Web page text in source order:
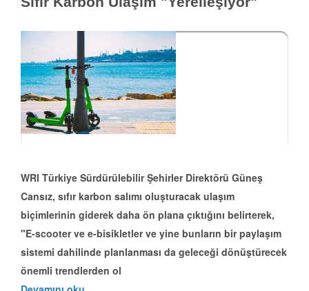
WRI Türkiye Sürdürülebilir Şehirler Direktörü Güneş
Cansız, sıfır karbon salımı oluşturacak ulaşım
biçimlerinin giderek daha ön plana çıktığını belirterek,
"E-scooter ve e-bisikletler ve yine bunların bir paylaşım
sistemi dahilinde planlanması da geleceği dönüştürecek
önemli trendlerden ol